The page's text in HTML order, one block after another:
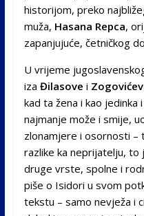
historijom, preko
muža, Hasana Repca,
zapanjujuće, četničkog
U vrijeme
iza Đilasove i
kad ta žena i kao jedinka
najmanje može i smije,
zlonamjere i osornosti –
razlike ka neprijatelju,
druge vrste, spolne i
piše o Isidori u svom
tekstu – samo nevježa i